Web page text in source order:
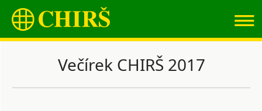
≡
Večírek CHIRŠ 2017